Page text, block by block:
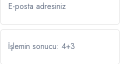
E-posta adresiniz
İşlemin sonucu: 4+3